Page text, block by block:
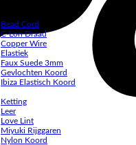
Bead Cord
C-Lon Draad
Copper Wire
Elastiek
Faux Suede 3mm
Gevlochten Koord
Ibiza Elastisch Koord
Ketting
Leer
Love Lint
Miyuki Rijggaren
Nylon Koord